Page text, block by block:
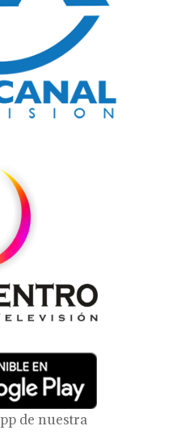
de nuestra